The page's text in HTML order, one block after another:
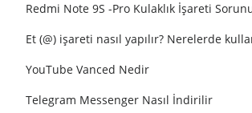
Redmi Note 9S -Pro Kulaklık İşareti
Et (@) işareti nasıl yapılır? Nerelerde
YouTube Vanced Nedir
Telegram Messenger Nasıl İndirilir